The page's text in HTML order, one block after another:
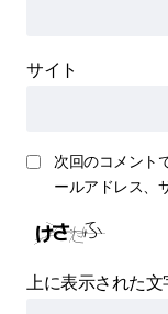
サイト
次回のコメント
ールアドレス、
上に表示された